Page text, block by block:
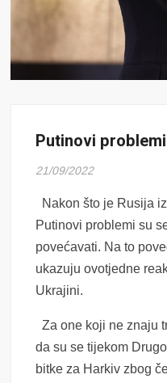
Putinovi problemi
21/09/2022
Nakon što je Rusija
Putinovi problemi su
povećavati. Na to
ukazuju ovotjedne
Ukrajini.
Za one koji ne znaju
da su se tijekom
bitke za Harkiv zbog